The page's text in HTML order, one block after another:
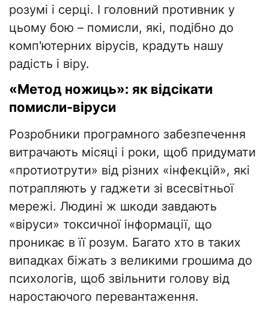
розумі і серці. І головний противник у
цьому бою – помисли, які, подібно до
комп'ютерних вірусів, крадуть нашу
радість і віру.
«Метод ножиць»: як відсікати
помисли-віруси
Розробники програмного забезпечення
витрачають місяці і роки, щоб придумати
«протиотрути» від різних «інфекцій», які
потрапляють у гаджети зі всесвітньої
мережі. Людині ж шкоди завдають
«віруси» токсичної інформації, що
проникає в її розум. Багато хто в таких
випадках біжать з великими грошима до
психологів, щоб звільнити голову від
наростаючого перевантаження.